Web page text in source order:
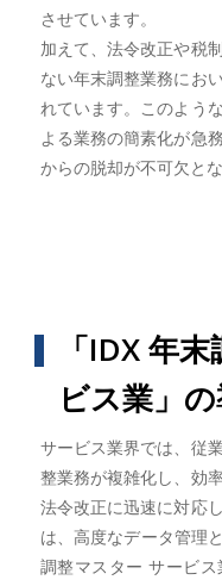
させています。
加えて、法令改正や税
ない年末調整業務にお
れています。このよう
よる業務の簡素化が急
からの脱却が不可欠とな
「IDX 年
ビス業」
サービス業界では、従
整業務が複雑化し、効
法令改正に迅速に対応
は、高度なデータ管理
調整マスター サービ